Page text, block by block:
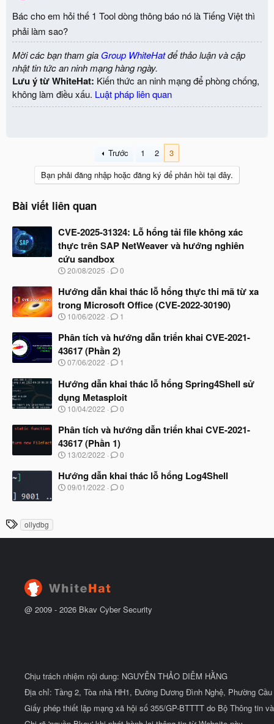
Bác cho em hỏi thế 1 Tool dòng thông báo nó là Tiếng Việt thì
phải làm sao?
Mời các bạn tham gia Group WhiteHatđể thảo luận và cập
nhật tin tức an ninh mạng hàng ngày.
Lưu ý từ WhiteHat: Kiến thức an ninh mạng để phòng chống,
không làm điều xấu. Luật pháp liên quan
Trước 1 2
3
Bạn phải đăng nhập hoặc đăng ký để phản hồi tại đây.
Bài viết liên quan
CVE-2025-31324: Lỗ hổng tải file không xác
thực trên SAP NetWeaver và hướng nghiên
cứu sandbox
N
à
b
ắ
đ
ầ
u
20/08/2025 0
Hướng dẫn khai thác lỗ hổng thực thi mã từ xa
trong Microsoft Office (CVE-2022-30190)
N
à
b
ắ
đ
ầ
u
10/06/2022 1
Phân tích và hướng dẫn triển khai CVE-2021-
43617 (Phần 2)
N
à
y
b
ắ
đ
ầ
u
07/06/2022 1
Hướng dẫn khai thác lỗ hổng Spring4Shell sử
dụng Metasploit
N
à
b
ắ
đ
ầ
10/04/2022 0
Phân tích và hướng dẫn triển khai CVE-2021-
43617 (Phần 1)
N
à
y
b
13/02/2022 0
Hướng dẫn khai thác lỗ hổng Log4Shell
N
09/01/2022 0
T
h
ollydbg
@ 2009 - 2026 Bkav Cyber Security
Chịu trách nhiệm nội dung: NGUYỄN THẢO DIỄM HẰNG
Địa chỉ: Tầng 2, Tòa nhà HH1, Đường Dương Đình Nghệ, Phường
Giấy phép thiết lập mạng xã hội số 355/GP-BTTTT do Bộ Thông tin